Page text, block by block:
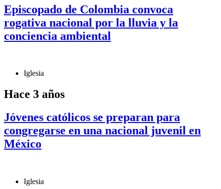
Episcopado de Colombia convoca
rogativa nacional por la lluvia y la
conciencia ambiental
Iglesia
Hace 3 años
Jóvenes católicos se preparan para
congregarse en una nacional juvenil en
México
Iglesia